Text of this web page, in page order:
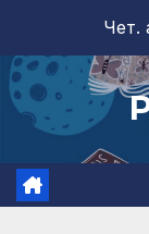
content
Чет.